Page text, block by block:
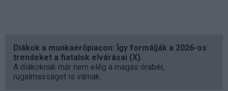
Diákok a munkaerőpiacon: Így formálják a 2026-os
trendeket a fiatalok elvárásai (X)
A diákoknak már nem elég a magas órabér,
rugalmasságot is várnak.